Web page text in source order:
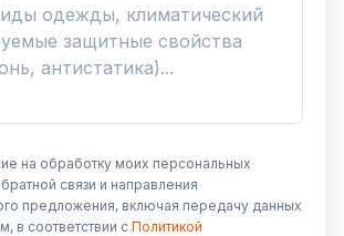
на обработку моих персональных
связи и направления
предложения, включая передачу данных
в соответствии с Политикой